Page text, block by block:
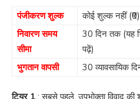
पंजीकरण शुल्क
कोई शुल्क नहीं (₹0)
निवारण समय
सीमा
30 दिन तक (यह
पढ़ें)
भुगतान वापसी
30 व्यावसायिक
टियर 1 : सबसे पहले, उपभोक्ता विवाद